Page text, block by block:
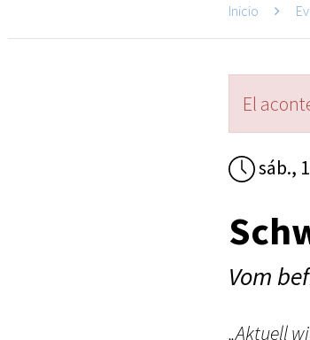
Inicio
El
sáb.,
Vom
„Aktuell